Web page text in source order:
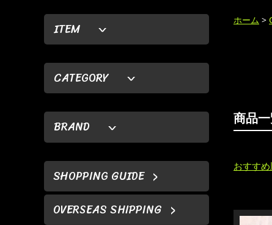
ITEM
CATEGORY
BRAND
SHOPPING GUIDE
OVERSEAS SHIPPING
ホーム >
商品
おすす